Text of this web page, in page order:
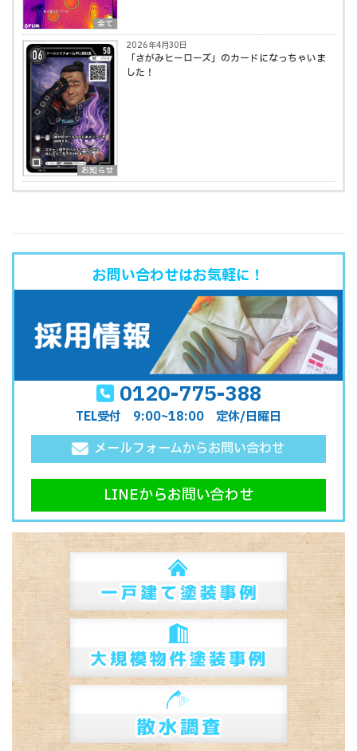
全て
お知らせ
2026年4月30日
「さがみヒーローズ」のカードになっちゃいま
した！
お問い合わせはお気軽に！
0120-775-388
TEL受付 9:00~18:00 定休/日曜日
メールフォームからお問い合わせ
LINEからお問い合わせ